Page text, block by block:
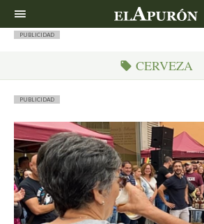
PUBLICIDAD
CERVEZA
PUBLICIDAD